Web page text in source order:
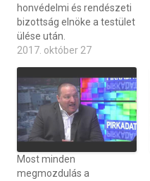
honvédelmi és rendészeti
bizottság elnöke a testület
ülése után.
2017. október 27
Most minden
megmozdulás a